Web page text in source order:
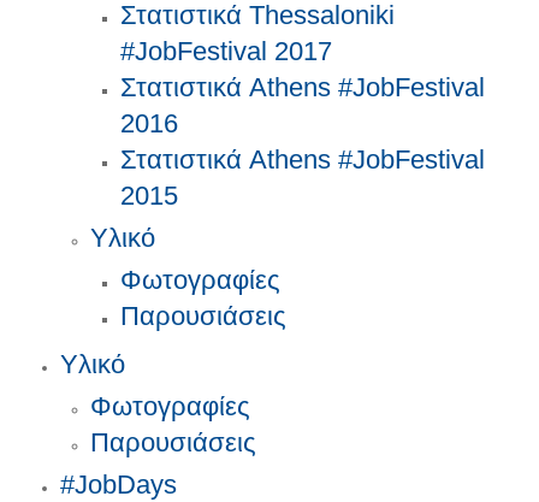
Στατιστικά Thessaloniki
#JobFestival 2017
Στατιστικά Athens #JobFestival
2016
Στατιστικά Athens #JobFestival
2015
Υλικό
Φωτογραφίες
Παρουσιάσεις
Υλικό
Φωτογραφίες
Παρουσιάσεις
#JobDays